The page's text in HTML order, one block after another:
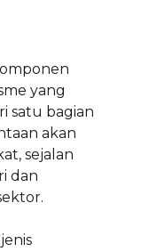
yang
satu bagian
akan
sejalan
dan